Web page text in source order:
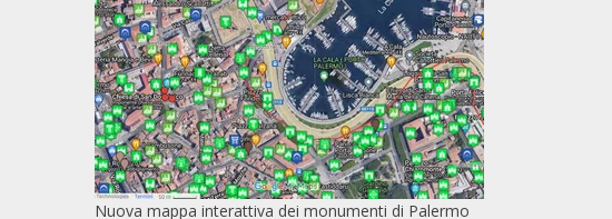
Nuova mappa interattiva dei monumenti di Palermo